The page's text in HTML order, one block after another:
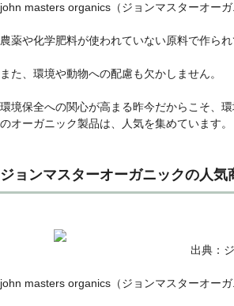
john masters organics（ジョンマスターオー
農薬や化学肥料が使われていない原料で作ら
また、環境や動物への配慮も欠かしません。
環境保全への関心が高まる昨今だからこそ、
のオーガニック製品は、人気を集めています。
ジョンマスターオーガニックの人気
出典：
john masters organics（ジョンマスターオー